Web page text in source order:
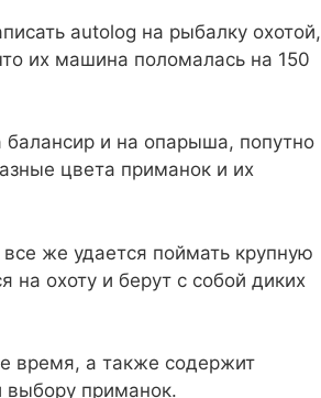
autolog на рыбалку охотой,
их машина поломалась на 150
и на опарыша, попутно
цвета приманок и их
же удается поймать крупную
охоту и берут с собой диких
время, а также содержит
приманок.